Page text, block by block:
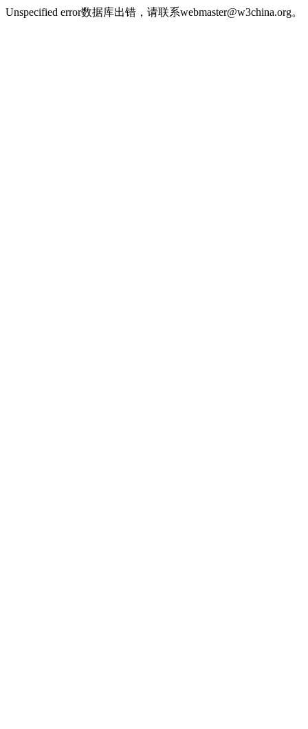
Unspecified error数据库出错，请联系webmaster@w3china.org。